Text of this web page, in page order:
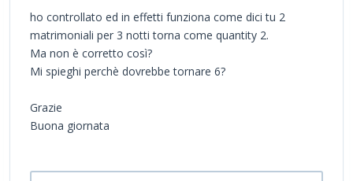
ho controllato ed in effetti funziona come dici tu 2
matrimoniali per 3 notti torna come quantity 2.
Ma non è corretto così?
Mi spieghi perchè dovrebbe tornare 6?
Grazie
Buona giornata